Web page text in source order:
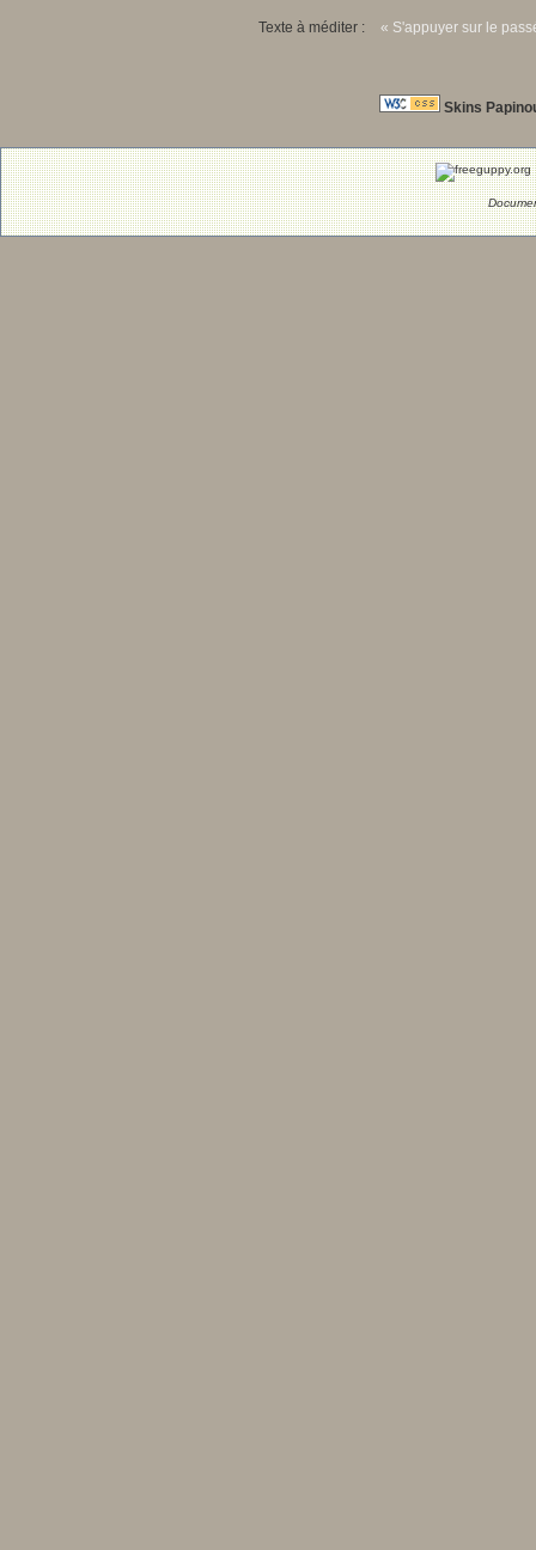
Texte à méditer : « S'appuyer sur le
Skins